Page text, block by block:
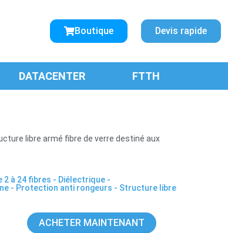
Boutique Devis rapide
DATACENTER FTTH
libre armé fibre de verre destiné aux
2 à 24 fibres - Diélectrique -
- Protection anti rongeurs - Structure libre
ACHETER MAINTENANT